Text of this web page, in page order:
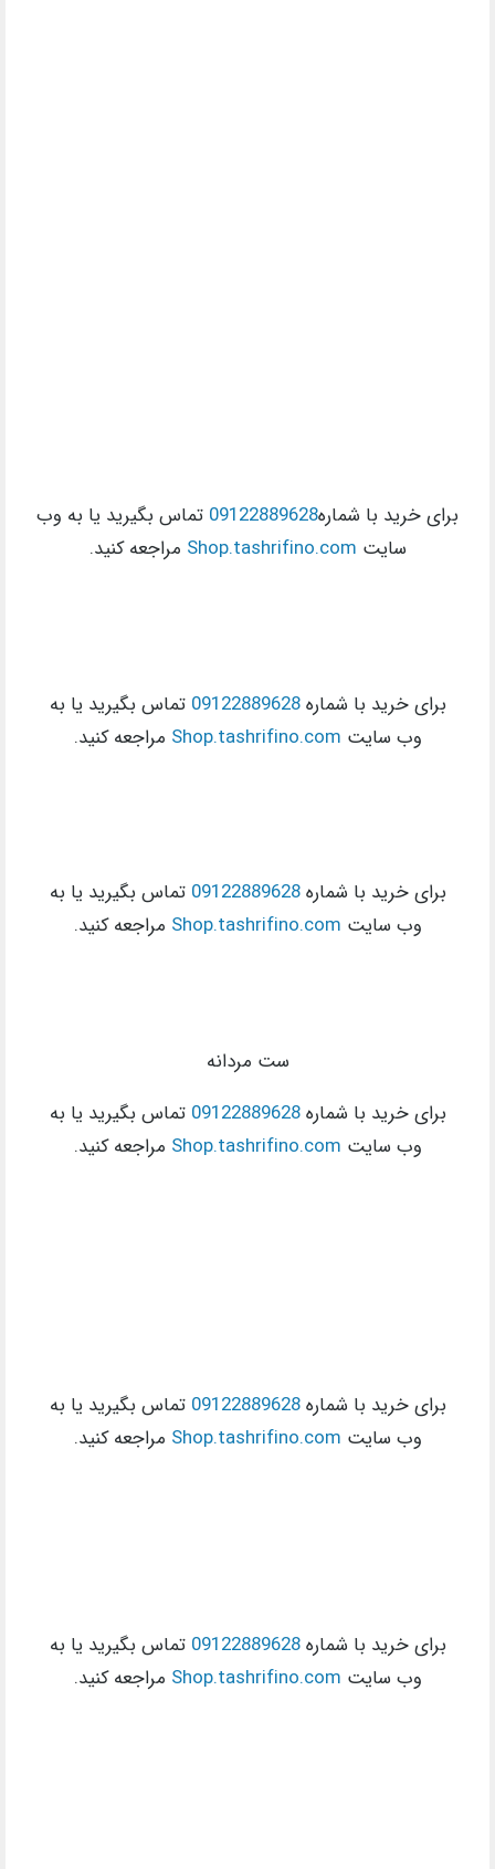
برای خرید با شماره09122889628 تماس بگیرید یا به وب
سایت Shop.tashrifino.com مراجعه کنید.
برای خرید با شماره09122889628 تماس بگیرید یا به
وب سایت Shop.tashrifino.com مراجعه کنید.
برای خرید با شماره09122889628 تماس بگیرید یا به
وب سایت Shop.tashrifino.com مراجعه کنید.
ست مردانه
برای خرید با شماره09122889628 تماس بگیرید یا به
وب سایت Shop.tashrifino.com مراجعه کنید.
برای خرید با شماره09122889628 تماس بگیرید یا به
وب سایت Shop.tashrifino.com مراجعه کنید.
برای خرید با شماره09122889628 تماس بگیرید یا به
وب سایت Shop.tashrifino.com مراجعه کنید.